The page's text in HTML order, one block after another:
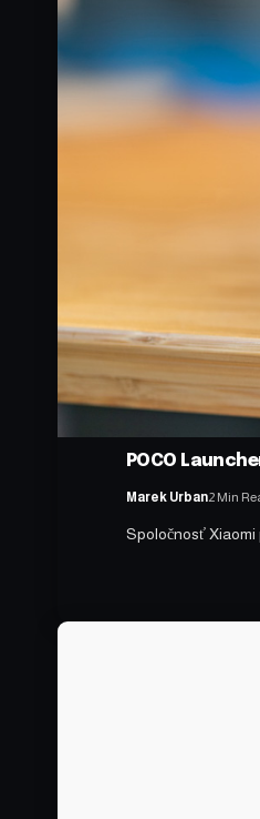
POCO
Marek Urban2 Min
Spoločnosť Xiaomi